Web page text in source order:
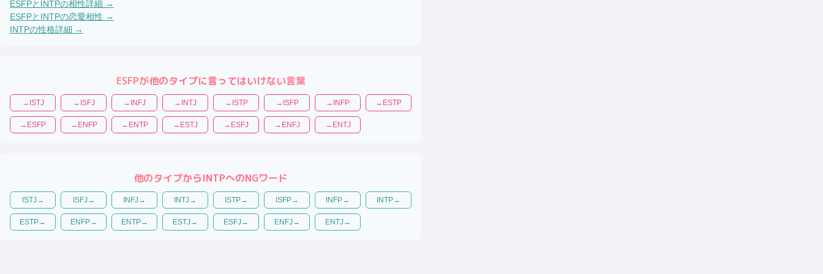
ESFPと INTPの相性詳細 →
ESFPと INTPの恋愛相性 →
INTPの性格詳細 →
ESFPが他のタイプに言ってはいけない言葉
→ ISTJ → ISFJ → INFJ → INTJ → ISTP → ISFP → INFP → ESTP
→ ESFP → ENFP → ENTP → ESTJ → ESFJ → ENFJ → ENTJ
他のタイプからINTPへのNGワード
ISTJ → ISFJ → INFJ → INTJ → ISTP→ ISFP→ INFP→ INTP→
ESTP→ ENFP→ ENTP→ ESTJ → ESFJ → ENFJ → ENTJ →